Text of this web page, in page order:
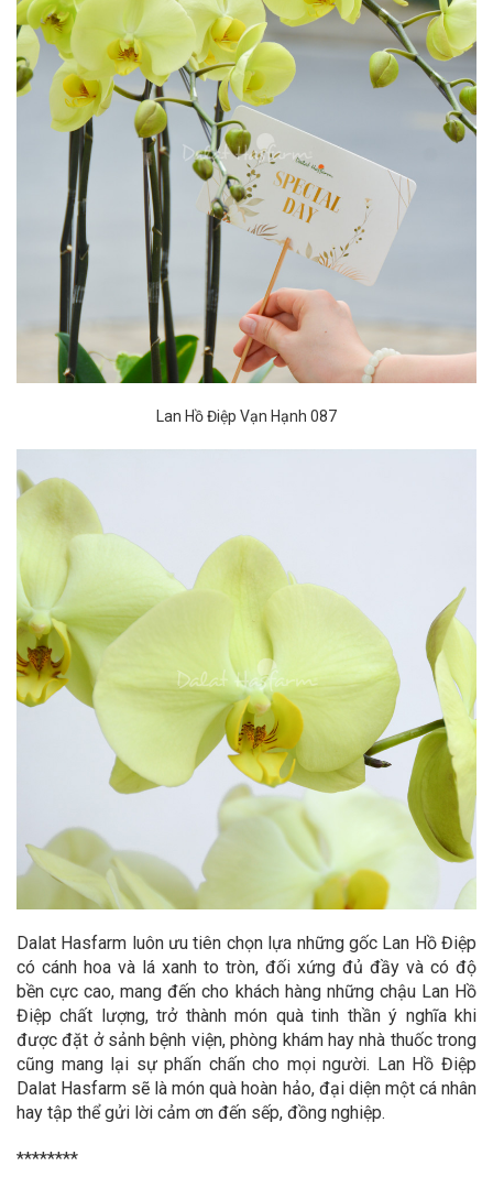
Lan Hồ Điệp Vạn Hạnh 087
Dalat Hasfarm luôn ưu tiên chọn lựa những gốc Lan Hồ Điệp
có cánh hoa và lá xanh to tròn, đối xứng đủ đầy và có độ
bền cực cao, mang đến cho khách hàng những chậu Lan Hồ
Điệp chất lượng, trở thành món quà tinh thần ý nghĩa khi
được đặt ở sảnh bệnh viện, phòng khám hay nhà thuốc trong
cũng mang lại sự phấn chấn cho mọi người. Lan Hồ Điệp
Dalat Hasfarm sẽ là món quà hoàn hảo, đại diện một cá nhân
hay tập thể gửi lời cảm ơn đến sếp, đồng nghiệp.
********